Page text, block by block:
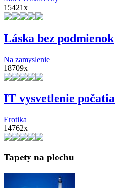
15421x
Láska bez podmienok
Na zamyslenie
18709x
IT vysvetlenie počatia
Erotika
14762x
Tapety na plochu